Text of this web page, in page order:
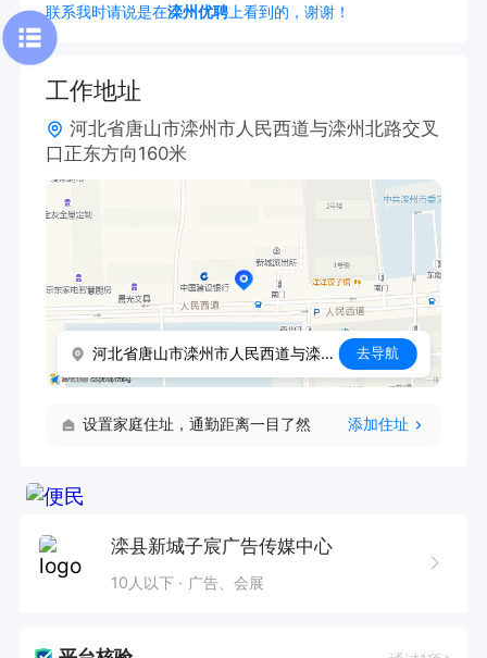
联系我时请说是在滦州优聘上看到的，谢谢！
工作地址
河北省唐山市滦州市人民西道与滦州北路交叉
口正东方向160米
河北省唐山市滦州市人民西道与滦州北路交叉口正东方向160米 去导航
设置家庭住址，通勤距离一目了然 添加住址
滦县新城子宸广告传媒中心
10人以下 广告、会展